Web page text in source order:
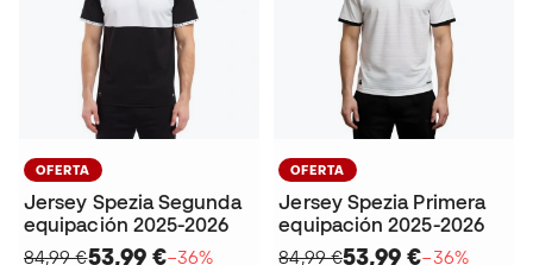
OFERTA
Jersey Spezia Segunda
equipación 2025-2026
84,99 €53,99 €−36%
OFERTA
Jersey Spezia Primera
equipación 2025-2026
84,99 €53,99 €−36%